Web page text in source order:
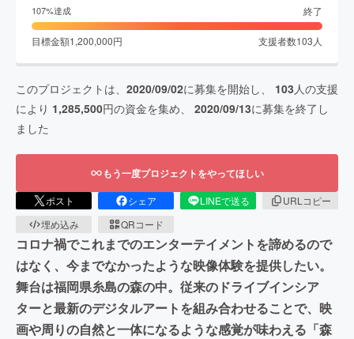
107%達成 終了
目標金額1,200,000円 支援者数103 人
このプロジェクトは、 2020/09/02に募集を開始し、 103 人の支援
により 1,285,500円の資金を集め、 2020/09/13に募集を終了し
ました
もう一度プロジェクトをやってほしい
ポスト シェア LINEで送る
URLコピー
埋め込み
QRコード
コロナ禍でこれまでのエンターテイメントを諦めるので
はなく、今までなかったような映像体験を提供したい。
舞台は福岡県糸島の森の中。従来のドライブインシア
ターと最新のデジタルアートを組み合わせることで、映
画や周りの自然と一体になるような感覚が味わえる「森